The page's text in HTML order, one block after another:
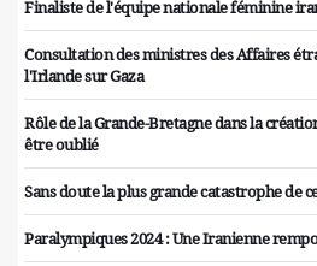
Finaliste de l'équipe nationale féminine
Consultation des ministres des Affaires
l'Irlande sur Gaza
Rôle de la Grande-Bretagne dans la
être oublié
Sans doute la plus grande catastrophe de
Paralympiques 2024 : Une Iranienne